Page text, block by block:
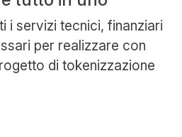
i servizi tecnici, finanziari
per realizzare con
di tokenizzazione